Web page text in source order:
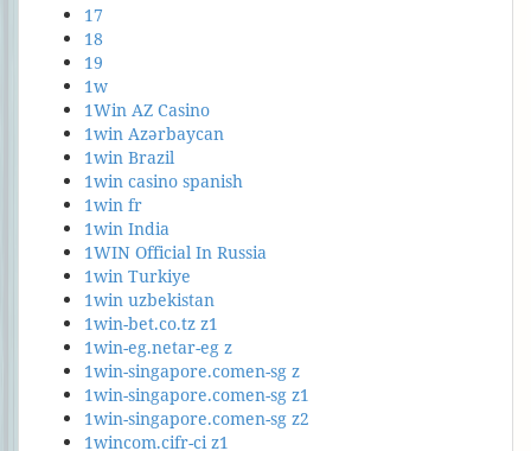
17
18
19
1w
1Win AZ Casino
1win Azərbaycan
1win Brazil
1win casino spanish
1win fr
1win India
1WIN Official In Russia
1win Turkiye
1win uzbekistan
1win-bet.co.tz z1
1win-eg.netar-eg z
1win-singapore.comen-sg z
1win-singapore.comen-sg z1
1win-singapore.comen-sg z2
1wincom.cifr-ci z1